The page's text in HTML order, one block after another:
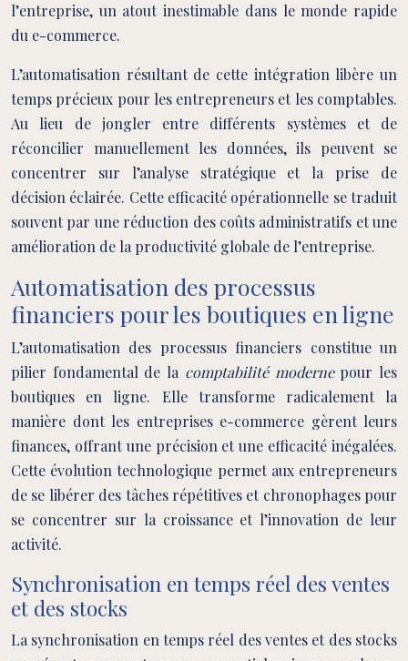
l’entreprise, un atout inestimable dans le monde rapide
du e-commerce.
L’automatisation résultant de cette intégration libère un
temps précieux pour les entrepreneurs et les comptables.
Au lieu de jongler entre différents systèmes et de
réconcilier manuellement les données, ils peuvent se
concentrer sur l’analyse stratégique et la prise de
décision éclairée. Cette efficacité opérationnelle se traduit
souvent par une réduction des coûts administratifs et une
amélioration de la productivité globale de l’entreprise.
Automatisation des processus
financiers pour les boutiques en ligne
L’automatisation des processus financiers constitue un
pilier fondamental de la comptabilité moderne pour les
boutiques en ligne. Elle transforme radicalement la
manière dont les entreprises e-commerce gèrent leurs
finances, offrant une précision et une efficacité inégalées.
Cette évolution technologique permet aux entrepreneurs
de se libérer des tâches répétitives et chronophages pour
se concentrer sur la croissance et l’innovation de leur
activité.
Synchronisation en temps réel des ventes
et des stocks
La synchronisation en temps réel des ventes et des stocks